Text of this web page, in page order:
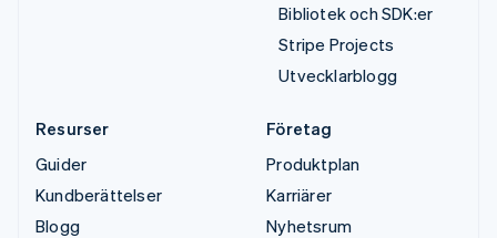
Bibliotek och SDK:er
Stripe Projects
Utvecklarblogg
Resurser
Guider
Kundberättelser
Blogg
Företag
Produktplan
Karriärer
Nyhetsrum